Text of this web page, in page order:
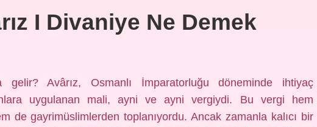
I Divaniye Ne Demek
gelir? Avârız, Osmanlı İmparatorluğu döneminde ihtiyaç
uygulanan mali, ayni ve ayni vergiydi. Bu vergi hem
de gayrimüslimlerden toplanıyordu. Ancak zamanla kalıcı bir